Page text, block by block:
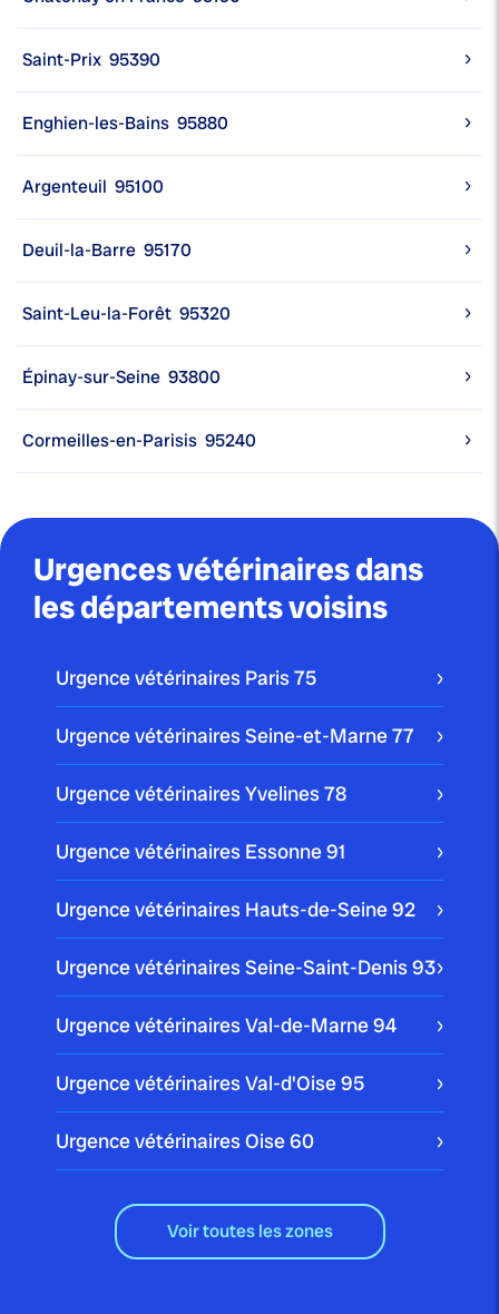
Saint-Prix 95390
Enghien-les-Bains 95880
Argenteuil 95100
Deuil-la-Barre 95170
Saint-Leu-la-Forêt 95320
Épinay-sur-Seine 93800
Cormeilles-en-Parisis 95240
Urgences vétérinaires dans
les départements voisins
Urgence vétérinaires Paris75
Urgence vétérinaires Seine-et-Marne77
Urgence vétérinaires Yvelines78
Urgence vétérinaires Essonne91
Urgence vétérinaires Hauts-de-Seine92
Urgence vétérinaires Seine-Saint-Denis93
Urgence vétérinaires Val-de-Marne94
Urgence vétérinaires Val-d'Oise95
Urgence vétérinaires Oise60
Voir toutes les zones